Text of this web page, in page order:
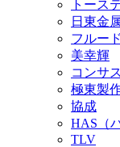
トース
日東金
フルー
美幸輝
コンサス
極東製
協成
HAS（
TLV